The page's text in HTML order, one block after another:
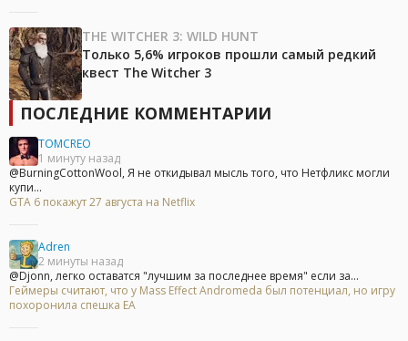
THE WITCHER 3: WILD HUNT
Только 5,6% игроков прошли самый редкий
квест The Witcher 3
ПОСЛЕДНИЕ КОММЕНТАРИИ
TOMCREO
1 минуту назад
@BurningCottonWool, Я не откидывал мысль того, что Нетфликс могли
купи...
GTA 6 покажут 27 августа на Netflix
Adren
2 минуты назад
@Djonn, легко оставатся "лучшим за последнее время" если за...
Геймеры считают, что у Mass Effect Andromeda был потенциал, но игру
похоронила спешка EA